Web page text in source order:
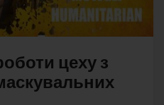
цеху з